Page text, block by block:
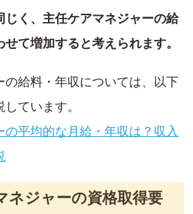
じく、主任ケアマネジャーの給
て増加すると考えられます。
の給料・年収については、以下
ています。
の平均的な月給・年収は？収入
ジャーの資格取得要